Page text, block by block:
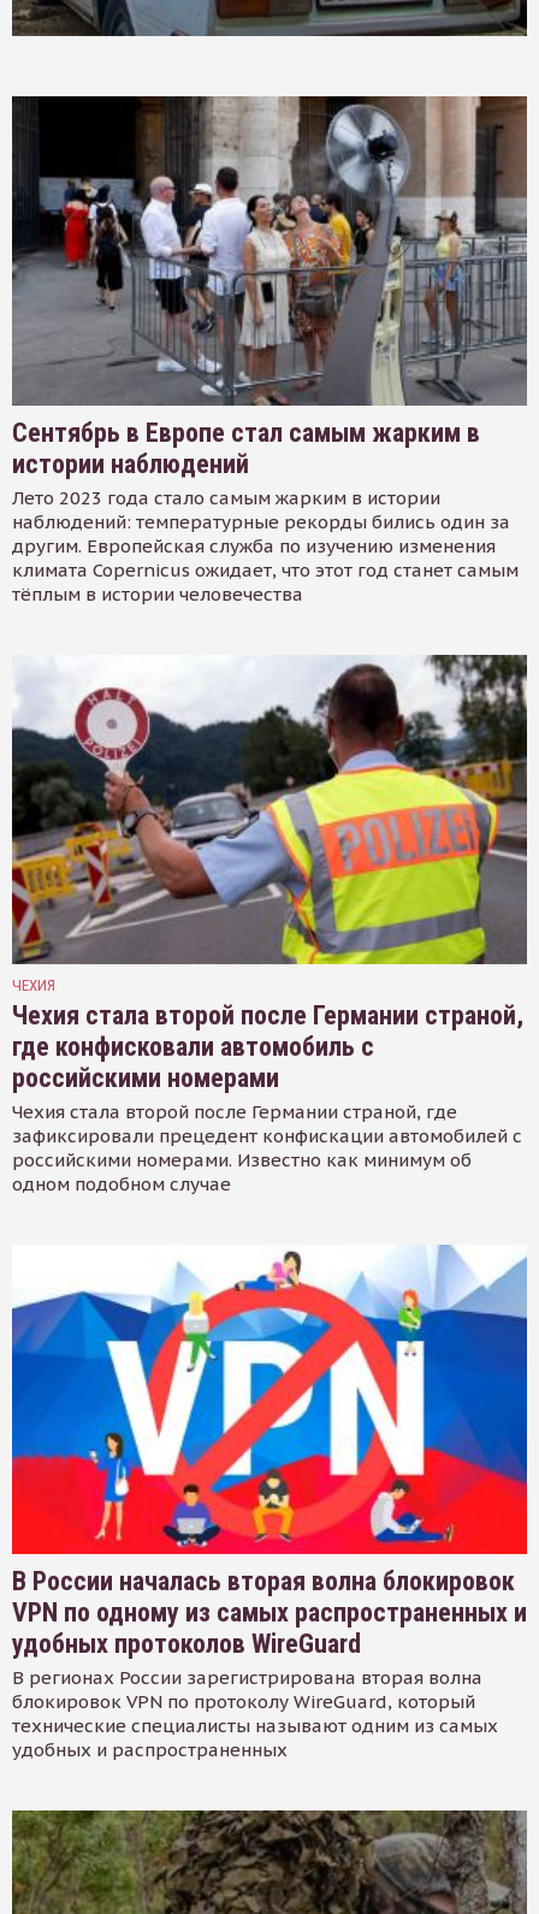
Сентябрь в Европе стал самым жарким в
истории наблюдений
Лето 2023 года стало самым жарким в истории
наблюдений: температурные рекорды бились один за
другим. Европейская служба по изучению изменения
климата Copernicus ожидает, что этот год станет самым
тёплым в истории человечества
ЧЕХИЯ
Чехия стала второй после Германии страной,
где конфисковали автомобиль с
российскими номерами
Чехия стала второй после Германии страной, где
зафиксировали прецедент конфискации автомобилей с
российскими номерами. Известно как минимум об
одном подобном случае
В России началась вторая волна блокировок
VPN по одному из самых распространенных и
удобных протоколов WireGuard
В регионах России зарегистрирована вторая волна
блокировок VPN по протоколу WireGuard, который
технические специалисты называют одним из самых
удобных и распространенных